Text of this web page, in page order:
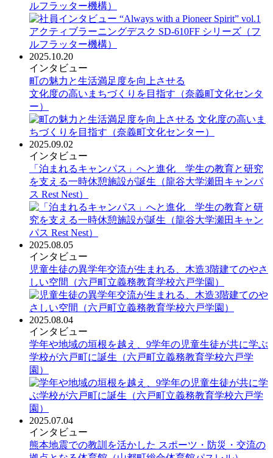
ルフラッター機構）
2025.10.20
インタビュー
町の魅力と生活満足度を向上させる
文化度の高いまちづくりを目指す（奈義町文化センタ
ー）
2025.09.02
インタビュー
「泊まれるキャンパス」へと進化 学生の教育と研究
を支える一時休憩施設が誕生（龍谷大学瀬田キャンパ
ス Rest Nest）
2025.08.05
インタビュー
児童生徒の異学年交流が生まれる、木造3階建てのやさ
しい空間（六戸町立義務教育学校六戸学園）
2025.08.04
インタビュー
学年や地域の垣根を越え、9学年の児童生徒が共に学ぶ
学校が六戸町に誕生（六戸町立義務教育学校六戸学
園）
2025.07.04
インタビュー
熊本地震での教訓を活かした スポーツ・防災・交流の